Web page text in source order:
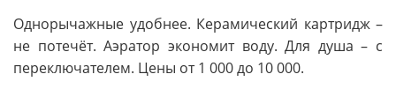
Однорычажные удобнее. Керамический картридж –
не потечёт. Аэратор экономит воду. Для душа – с
переключателем. Цены от 1 000 до 10 000.